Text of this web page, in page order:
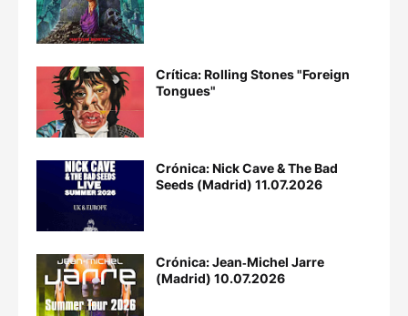
Crítica: Rolling Stones "Foreign
Tongues"
Crónica: Nick Cave & The Bad
Seeds (Madrid) 11.07.2026
Crónica: Jean‐Michel Jarre
(Madrid) 10.07.2026